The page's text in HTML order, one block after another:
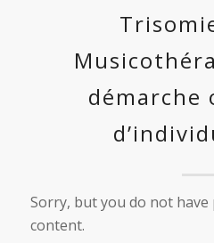
démarche
Sorry, but you do not
content.